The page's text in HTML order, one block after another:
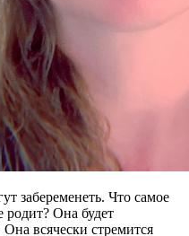
забеременеть. Что самое
родит? Она будет
всячески стремится